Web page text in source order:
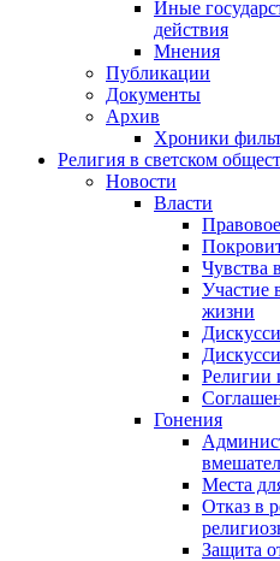
Иные
действия
Мнения
Публикации
Документы
Архив
Хроники
Религия в светском
Новости
Власти
Чувства
Участие
жизни
Религии
Гонения
Места
Отказ в
Защита